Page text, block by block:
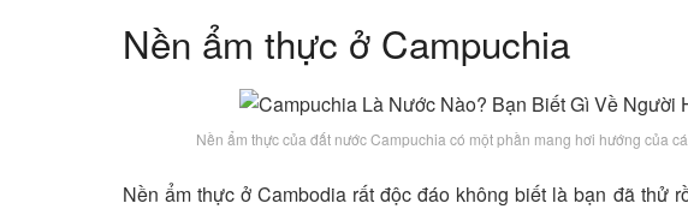
Nền ẩm thực ở Campuchia
Nền ẩm thực của đất nước Campuchia có một phần mang hơi hướng của
Nền ẩm thực ở Cambodia rất độc đáo không biết là bạn đã thử